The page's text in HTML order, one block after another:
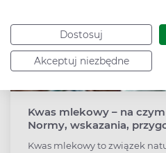
Dostosuj
Akceptuj niezbędne
Kwas mlekowy – na
Normy, wskazania,
Kwas mlekowy to związek